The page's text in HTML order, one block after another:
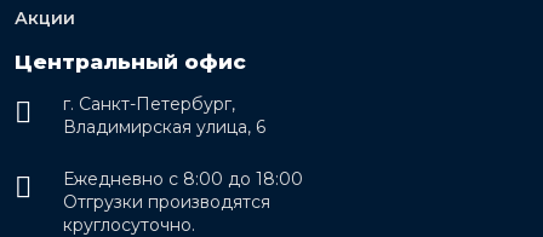
Акции
Центральный офис
г. Санкт-Петербург,
Владимирская улица, 6
Ежедневно с 8:00 до 18:00
Отгрузки производятся
круглосуточно.